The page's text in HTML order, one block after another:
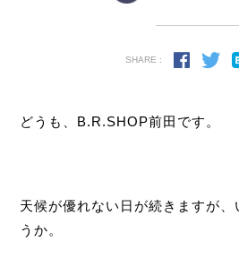
SHARE :
どうも、B.R.SHOP前田です。
天候が優れない日が続きますが、
うか。